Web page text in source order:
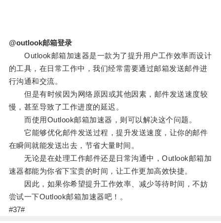
@outlook邮箱登录
Outlook邮箱加速器是一款为了提升用户工作效率而设计
的工具，在日常工作中，我们经常需要通过邮箱发送邮件进
行沟通和交流。
但是有时候因为网络原因或其他因素，邮件发送速度较
慢，甚至导致了工作进度的延迟。
而使用Outlook邮箱加速器，则可以解决这个问题。
它能够优化邮件发送过程，提升发送速度，让你的邮件
在瞬间就能发送出去，节省大量时间。
无论是在处理工作邮件还是日常沟通中，Outlook邮箱加
速器都能为你省下宝贵的时间，让工作更加高效快捷。
因此，如果你希望提升工作效率、减少等待时间，不妨
尝试一下Outlook邮箱加速器吧！。
#37#